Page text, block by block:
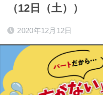
（12日（土））
2020年12月12日